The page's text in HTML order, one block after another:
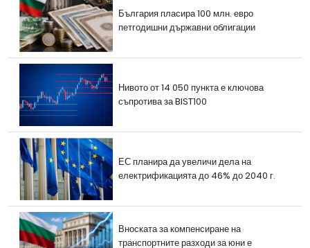
България пласира 100 млн. евро
петгодишни държавни облигации
Нивото от 14 050 пункта е ключова
съпротива за BIST100
ЕС планира да увеличи дела на
електрификацията до 46% до 2040 г.
Вноската за компенсиране на
транспортните разходи за юни е